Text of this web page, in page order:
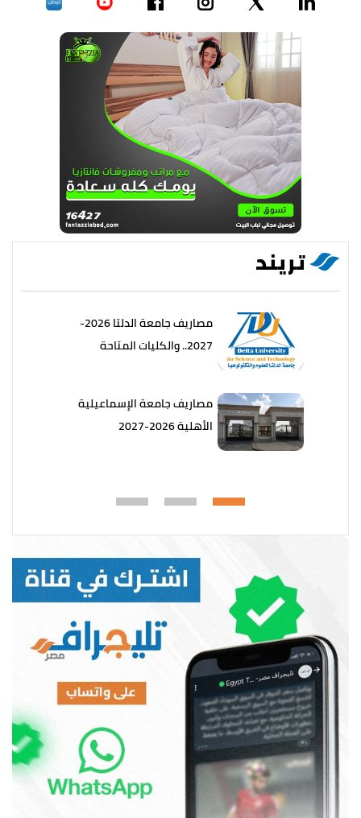
تريند
مصاريف جامعة الدلتا 2026-
2027.. والكليات المتاحة
مصاريف جامعة الإسماعيلية
الأهلية 2026-2027